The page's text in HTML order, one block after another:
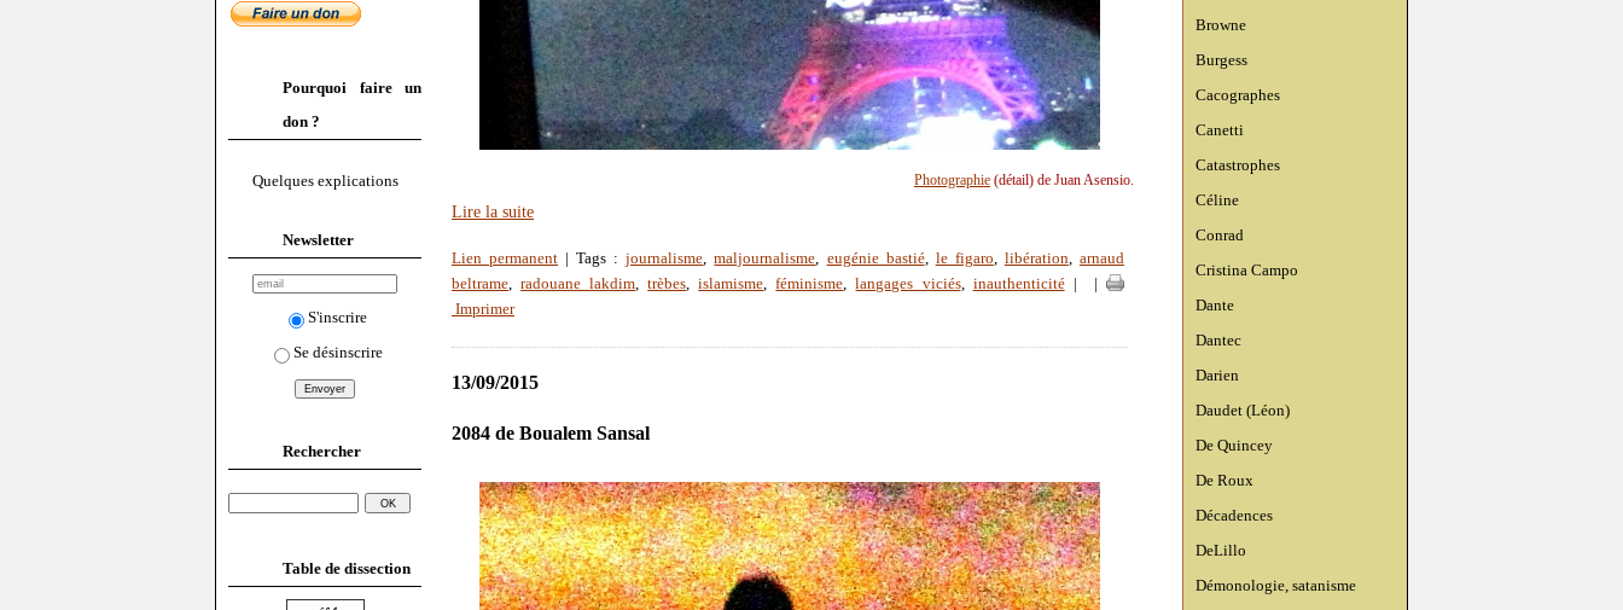
Pourquoi faire un
don ?
Quelques explications
Newsletter
S'inscrire
Se désinscrire
Rechercher
Table de dissection
Browne
Burgess
Cacographes
Canetti
Catastrophes
Céline
Conrad
Cristina Campo
Dante
Dantec
Darien
Daudet (Léon)
De Quincey
De Roux
Décadences
DeLillo
Démonologie, satanisme
Photographie(détail) de Juan Asensio.
Lire la suite
Lien permanent | Tags :journalisme,maljournalisme, eugénie bastié, le figaro, libération, arnaud
beltrame,radouane lakdim,trèbes,islamisme,féminisme,langages viciés, inauthenticité|
Imprimer
13/09/2015
2084 de Boualem Sansal